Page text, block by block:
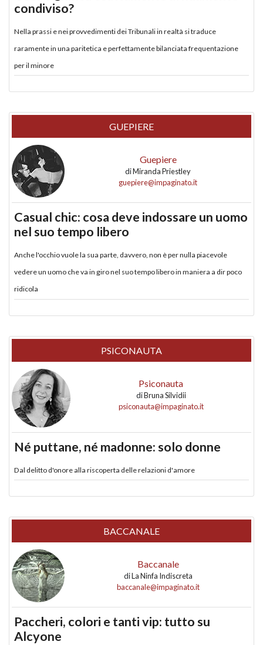
condiviso?
Nella prassi e nei provvedimenti dei Tribunali in realtà si traduce
raramente in una paritetica e perfettamente bilanciata frequentazione
per il minore
GUEPIERE
Guepiere
diMiranda Priestley
guepiere@impaginato.it
Casual chic: cosa deve indossare un uomo
nel suo tempo libero
Anche l'occhio vuole la sua parte, davvero, non è per nulla piacevole
vedere un uomo che va in giro nel suo tempo libero in maniera a dir poco
ridicola
PSICONAUTA
Psiconauta
diBruna Silvidii
psiconauta@impaginato.it
Né puttane, né madonne: solo donne
Dal delitto d'onore alla riscoperta delle relazioni d'amore
BACCANALE
Baccanale
diLa Ninfa Indiscreta
baccanale@impaginato.it
Paccheri, colori e tanti vip: tutto su
Alcyone